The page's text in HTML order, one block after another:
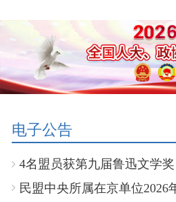
电子公告
4名盟员获第九届鲁迅文学奖
民盟中央所属在京单位2026